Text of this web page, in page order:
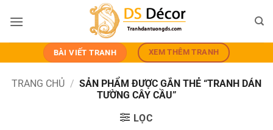
qua
BÀI VIẾT TRANH XEM THÊM TRANH
TRANG CHỦ / SẢN PHẨM ĐƯỢC GẮN THẺ “TRANH DÁN
TƯỜNG CÂY CẦU”
LỌC